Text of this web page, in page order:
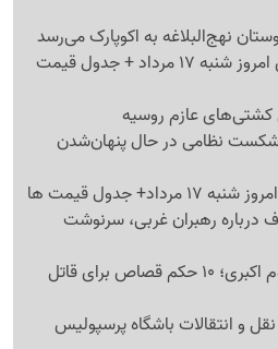
نهج‌البلاغه به اکوپارک می‌رسد
قیمت گوشی‌های اقتصادی امروز شنبه 17 مرداد + جدول قیمت
کشتی‌های عازم روسیه
نظامی در حال پنهان‌شدن
جدول قیمت ها
درباره رهبران غربی، سرنوشت
خبر مهم درباره پرونده کلثوم اکبری؛ 10 حکم قصاص برای قاتل
و انتقالات باشگاه پرسپولیس